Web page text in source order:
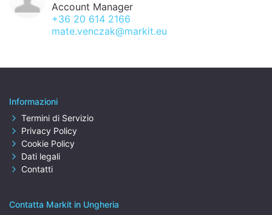
Account Manager
+36 20 614 2166
mate.venczak@markit.eu
Informazioni
Termini di Servizio
Privacy Policy
Cookie Policy
Dati legali
Contatti
Contatta Markit in Ungheria